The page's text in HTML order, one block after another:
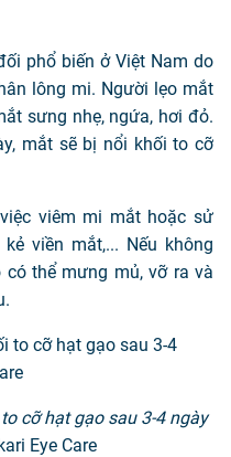
phổ biến ở Việt Nam do
lông mi. Người lẹo mắt
sưng nhẹ, ngứa, hơi đỏ.
mắt sẽ bị nổi khối to cỡ
viêm mi mắt hoặc sử
viền mắt,... Nếu không
thể mưng mủ, vỡ ra và
cỡ hạt gạo sau 3-4 ngày
Eye Care